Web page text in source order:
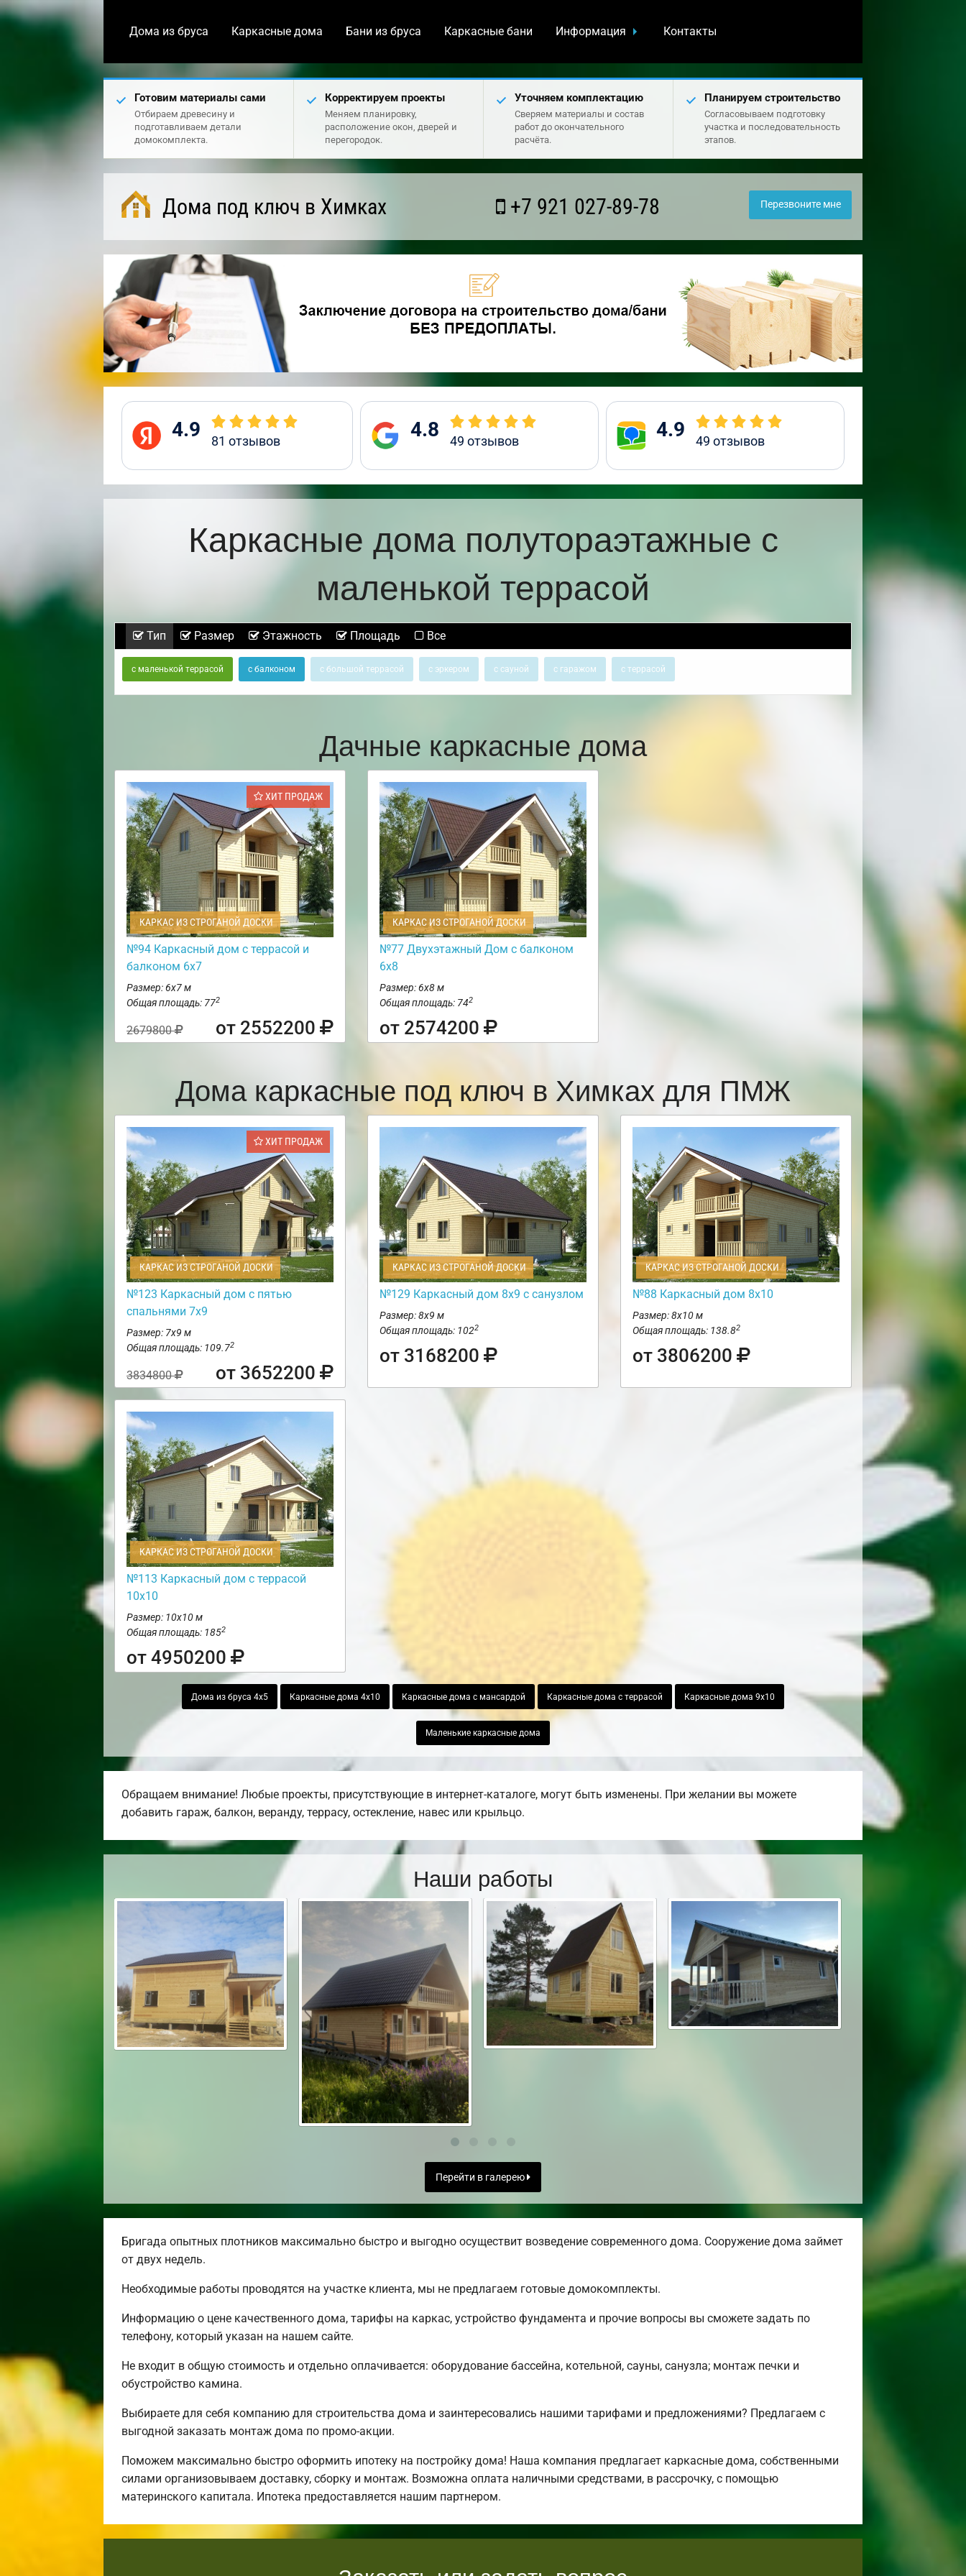
Дома из бруса Каркасные дома Бани из бруса Каркасные бани Информация Контакты
Готовим материалы сами
Отбираем древесину и
подготавливаем детали
домокомплекта.
Корректируем проекты
Меняем планировку,
расположение окон, дверей и
перегородок.
Уточняем комплектацию
Сверяем материалы и состав
работ до окончательного
расчёта.
Планируем строительство
Согласовываем подготовку
участка и последовательность
этапов.
Дома под ключ в Химках +7 921 027-89-78 Перезвоните мне
4.9 81 отзывов 4.8 49 отзывов 4.9 49 отзывов
Каркасные дома полутораэтажные с
маленькой террасой
Тип Размер Этажность Площадь Все
с маленькой террасой с балконом с большой террасой с эркером с сауной с гаражом с террасой
Дачные каркасные дома
ХИТ ПРОДАЖ
КАРКАС ИЗ СТРОГАНОЙ ДОСКИ
№94 Каркасный дом с террасой и
балконом 6х7
Размер: 6х7 м
Общая площадь: 772
2679800 от 2552200
КАРКАС ИЗ СТРОГАНОЙ ДОСКИ
№77 Двухэтажный Дом с балконом
6х8
Размер: 6х8 м
Общая площадь: 742
от 2574200
Дома каркасные под ключ в Химках для ПМЖ
ХИТ ПРОДАЖ
КАРКАС ИЗ СТРОГАНОЙ ДОСКИ
№123 Каркасный дом с пятью
спальнями 7х9
Размер: 7х9 м
Общая площадь: 109.72
3834800 от 3652200
КАРКАС ИЗ СТРОГАНОЙ ДОСКИ
№129 Каркасный дом 8х9 с санузлом
Размер: 8х9 м
Общая площадь: 1022
от 3168200
КАРКАС ИЗ СТРОГАНОЙ ДОСКИ
№88 Каркасный дом 8х10
Размер: 8х10 м
Общая площадь: 138.82
от 3806200
КАРКАС ИЗ СТРОГАНОЙ ДОСКИ
№113 Каркасный дом с террасой
10х10
Размер: 10х10 м
Общая площадь: 1852
от 4950200
Дома из бруса 4х5 Каркасные дома 4х10 Каркасные дома с мансардой Каркасные дома с террасой Каркасные дома 9х10
Маленькие каркасные дома
Обращаем внимание! Любые проекты, присутствующие в интернет-каталоге, могут быть изменены. При желании вы можете
добавить гараж, балкон, веранду, террасу, остекление, навес или крыльцо.
Наши работы
Перейти в галерею
Бригада опытных плотников максимально быстро и выгодно осуществит возведение современного дома. Сооружение дома займет
от двух недель.
Необходимые работы проводятся на участке клиента, мы не предлагаем готовые домокомплекты.
Информацию о цене качественного дома, тарифы на каркас, устройство фундамента и прочие вопросы вы сможете задать по
телефону, который указан на нашем сайте.
Не входит в общую стоимость и отдельно оплачивается: оборудование бассейна, котельной, сауны, санузла; монтаж печки и
обустройство камина.
Выбираете для себя компанию для строительства дома и заинтересовались нашими тарифами и предложениями? Предлагаем с
выгодной заказать монтаж дома по промо-акции.
Поможем максимально быстро оформить ипотеку на постройку дома! Наша компания предлагает каркасные дома, собственными
силами организовываем доставку, сборку и монтаж. Возможна оплата наличными средствами, в рассрочку, с помощью
материнского капитала. Ипотека предоставляется нашим партнером.